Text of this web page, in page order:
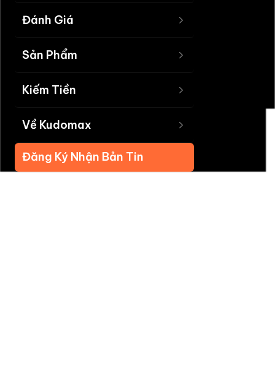
Đánh Giá
Sản Phẩm
Kiếm Tiền
Về Kudomax
Đăng Ký Nhận Bản Tin